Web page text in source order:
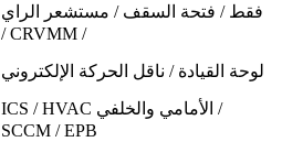
فقط / فتحة السقف / مستشعر الراي
/ CRVMM /
لوحة القيادة / ناقل الحركة الإلكتروني
ICS / HVAC الأمامي والخلفي /
SCCM / EPB